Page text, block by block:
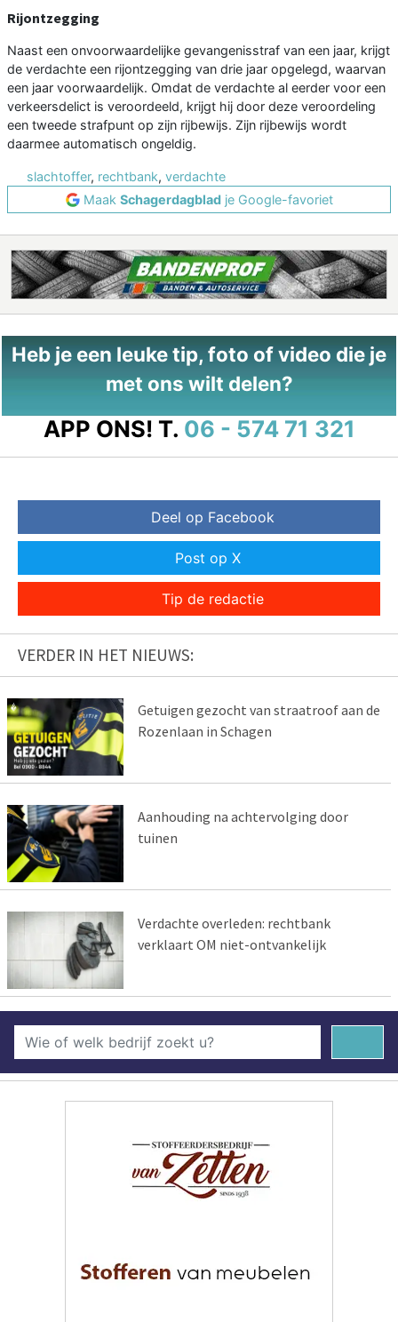
Rijontzegging
Naast een onvoorwaardelijke gevangenisstraf van een jaar, krijgt
de verdachte een rijontzegging van drie jaar opgelegd, waarvan
een jaar voorwaardelijk. Omdat de verdachte al eerder voor een
verkeersdelict is veroordeeld, krijgt hij door deze veroordeling
een tweede strafpunt op zijn rijbewijs. Zijn rijbewijs wordt
daarmee automatisch ongeldig.
slachtoffer, rechtbank, verdachte
Maak Schagerdagbladje Google-favoriet
Heb je een leuke tip, foto of video die je
met ons wilt delen?
APP ONS! T. 06 - 574 71 321
Deel op Facebook
Post op X
Tip de redactie
VERDER IN HET NIEUWS:
Getuigen gezocht van straatroof aan de
Rozenlaan in Schagen
Aanhouding na achtervolging door
tuinen
Verdachte overleden: rechtbank
verklaart OM niet-ontvankelijk